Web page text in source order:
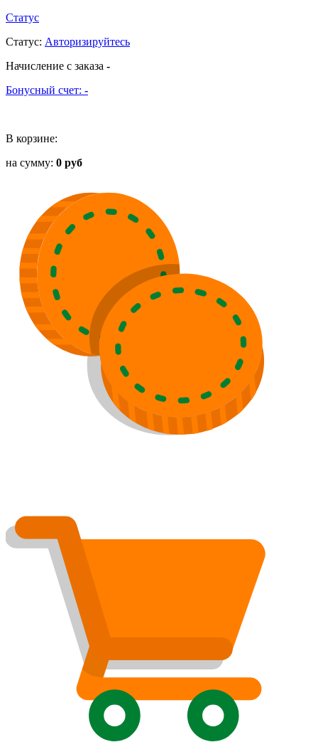
Статус
Статус: Авторизируйтесь
Начисление с заказа -
Бонусный счет: -
В корзине:
на сумму: 0 руб